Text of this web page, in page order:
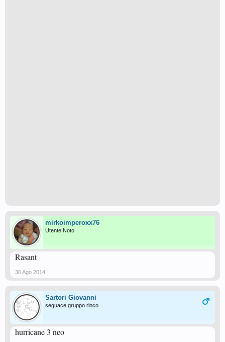
mirkoimperoxx76
Utente Noto
Rasant
30 Ago 2014
Sartori Giovanni
seguace gruppo rinco
hurricane 3 neo